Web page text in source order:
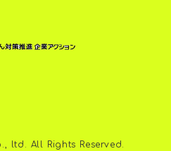
ltd. All Rights Reserved.